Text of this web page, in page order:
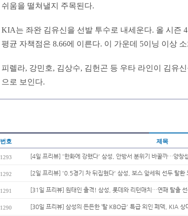
쉬움을 떨쳐낼지 주목된다.
KIA는 좌완 김유신을 선발 투수로 내세운다. 올 시즌
평균 자책점은 8.66에 이른다. 이 가운데 5이닝 이상
피렐라, 강민호, 김상수, 김헌곤 등 우타 라인이 김유
으로 보인다.
번호 제목
1293 [4일 프리뷰] '한화에 강했다' 삼성, 안방서 분위기 바꿀까…양창
1292 [2일 프리뷰] '0.5경기 차 뒤집혔다' 삼성, 보스 앞세워 선두 탈환
1291 [31일 프리뷰] 원태인 출격! 삼성, 롯데와 리턴매치…연패 탈출
1290 [30일 프리뷰] 삼성의 든든한 ‘탈 KBO급' 특급 외인 페덱, KIA 상